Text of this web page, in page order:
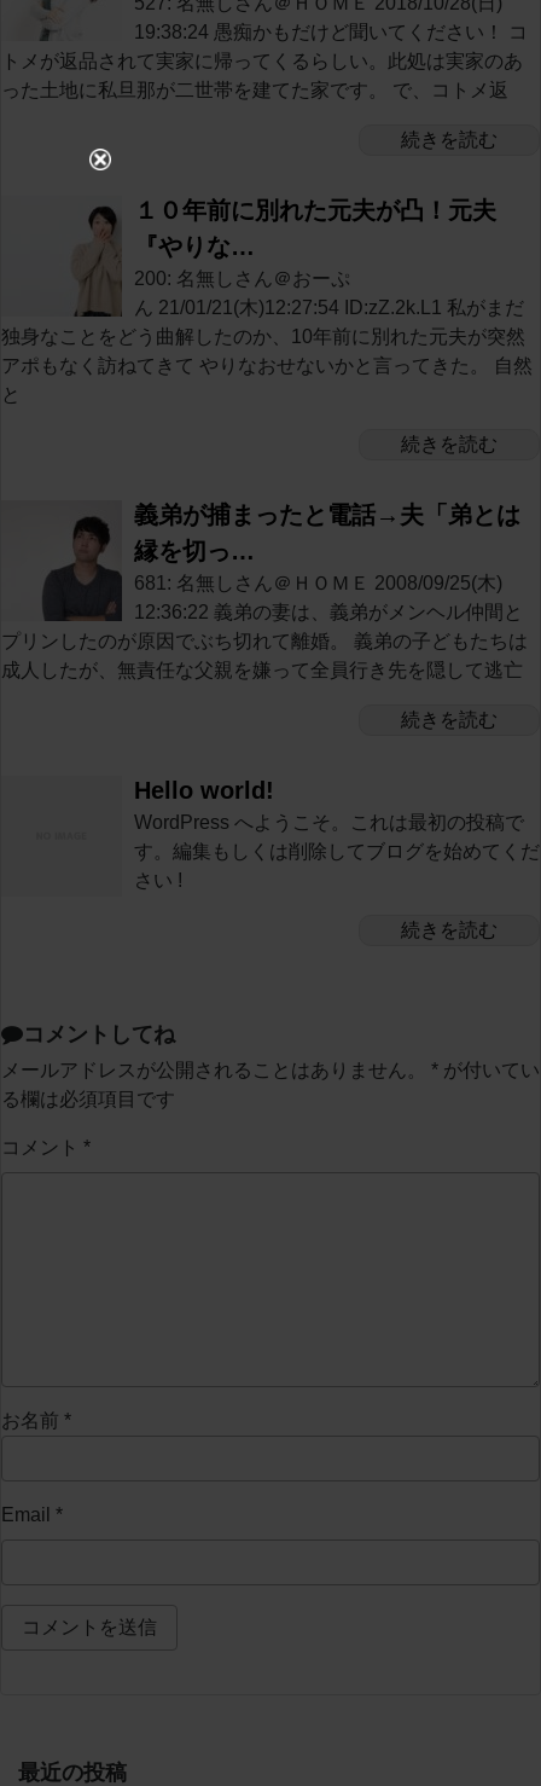
19:38:24 愚痴かもだけど聞いてください！ コ
トメが返品されて実家に帰ってくるらしい。此処は実家のあ
った土地に私旦那が二世帯を建てた家です。 で、コトメ返
続きを読む
１０年前に別れた元夫が凸！元夫
『やりな…
200: 名無しさん＠おーぷ
ん 21/01/21(木)12:27:54 ID:zZ.2k.L1 私がまだ
独身なことをどう曲解したのか、10年前に別れた元夫が突然
アポもなく訪ねてきて やりなおせないかと言ってきた。 自然
と
続きを読む
義弟が捕まったと電話→夫「弟とは
縁を切っ…
681: 名無しさん＠ＨＯＭＥ 2008/09/25(木)
12:36:22 義弟の妻は、義弟がメンヘル仲間と
プリンしたのが原因でぶち切れて離婚。 義弟の子どもたちは
成人したが、無責任な父親を嫌って全員行き先を隠して逃亡
続きを読む
Hello world!
WordPress へようこそ。これは最初の投稿で
す。編集もしくは削除してブログを始めてくだ
さい !
続きを読む
コメントしてね
メールアドレスが公開されることはありません。 * が付いてい
る欄は必須項目です
コメント *
お名前 *
Email *
最近の投稿